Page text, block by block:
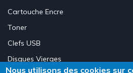
Cartouche Encre
Toner
Clefs USB
Disques Vierges
Nous utilisons des cookies sur